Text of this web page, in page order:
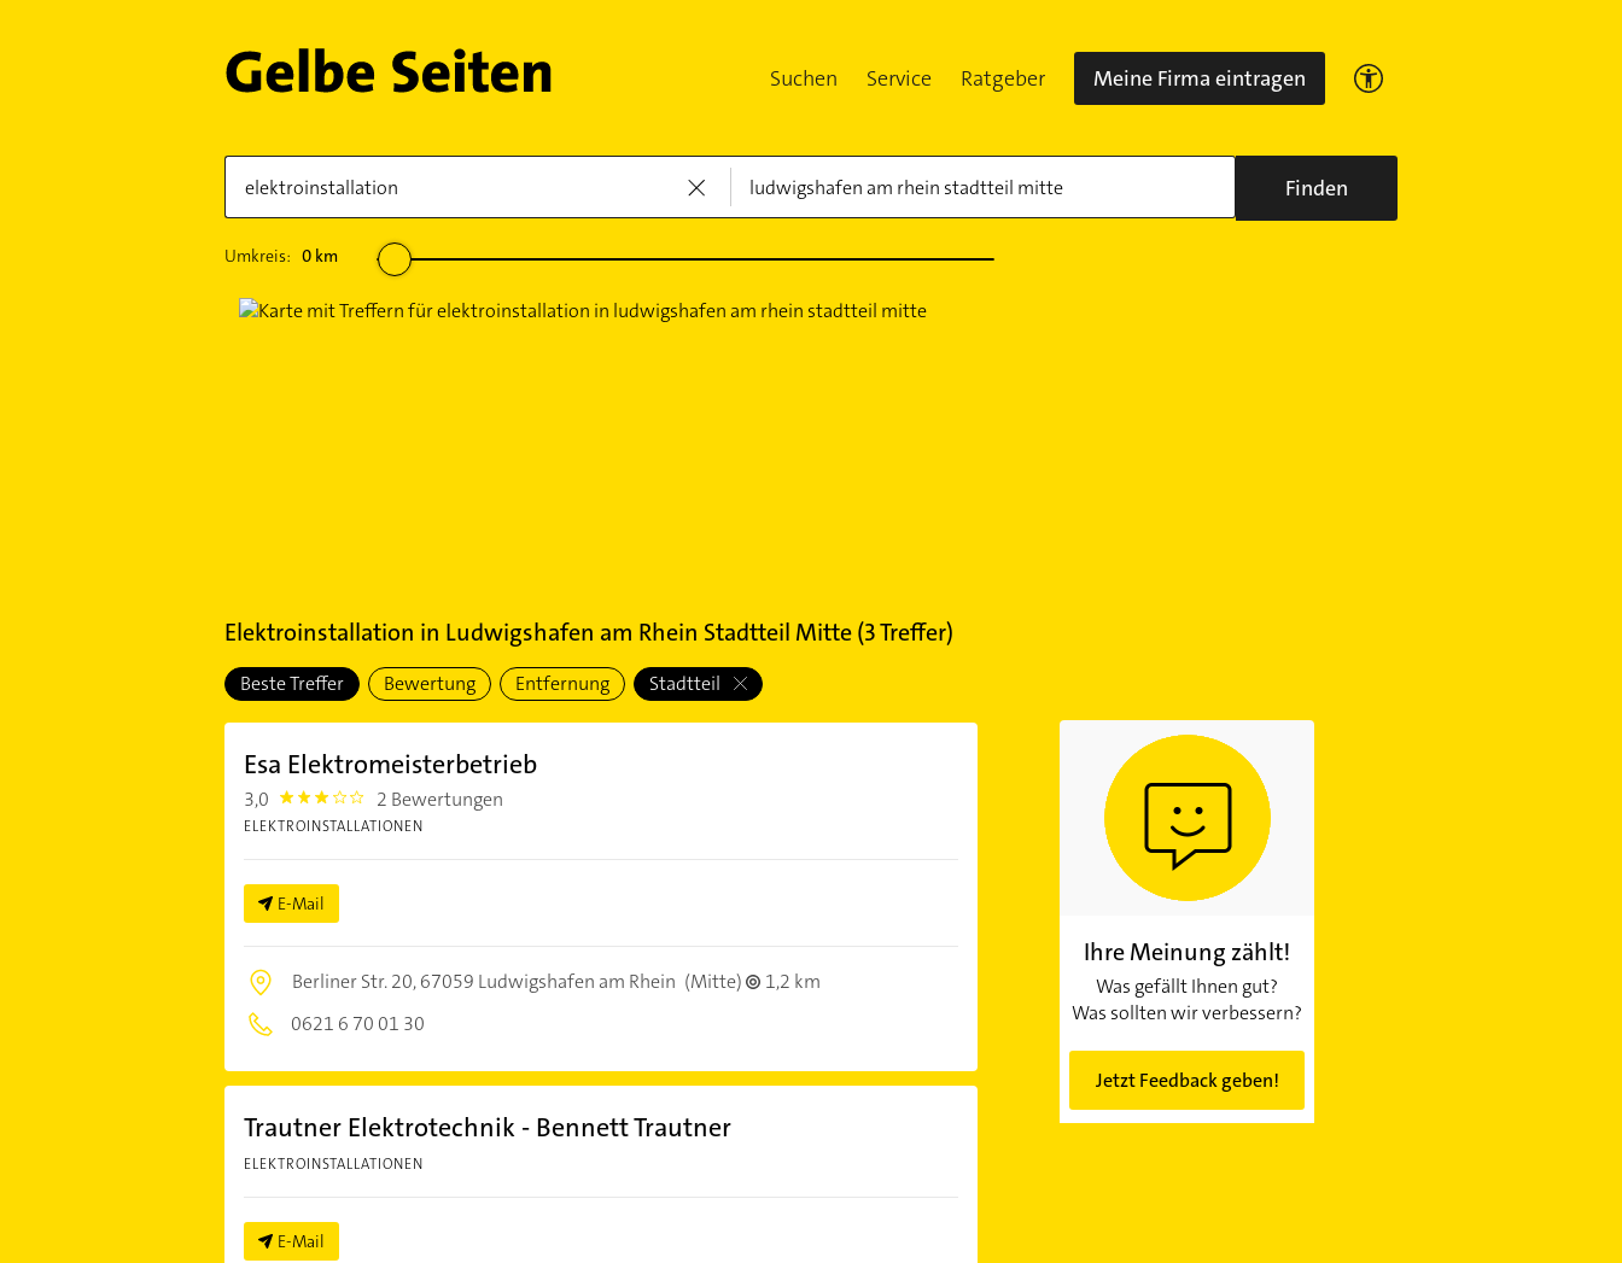
Suchen Service Ratgeber Meine Firma eintragen
Finden
Umkreis: 0km
Elektroinstallation in Ludwigshafen am Rhein Stadtteil Mitte(3Treffer)
Beste Treffer Bewertung Entfernung Stadtteil
Esa Elektromeisterbetrieb
3,0 3.0 2 Bewertungen
ELEKTROINSTALLATIONEN
E-Mail
Berliner Str. 20,67059 Ludwigshafen am Rhein (Mitte)
1,2 km
0621 6 70 01 30
Trautner Elektrotechnik - Bennett Trautner
ELEKTROINSTALLATIONEN
E-Mail
Ihre Meinung zählt!
Was gefällt Ihnen gut?
Was sollten wir verbessern?
Jetzt Feedback geben!